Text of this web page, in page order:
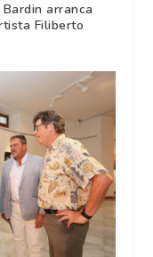
arranca
Filiberto